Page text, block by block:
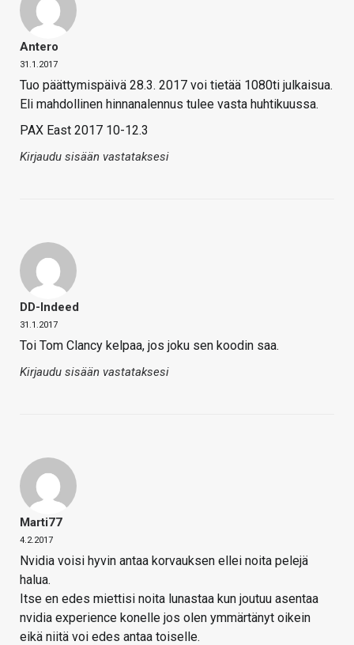
Antero
31.1.2017
Tuo päättymispäivä 28.3. 2017 voi tietää 1080ti julkaisua.
Eli mahdollinen hinnanalennus tulee vasta huhtikuussa.
PAX East 2017 10-12.3
Kirjaudu sisään vastataksesi
DD-Indeed
31.1.2017
Toi Tom Clancy kelpaa, jos joku sen koodin saa.
Kirjaudu sisään vastataksesi
Marti77
4.2.2017
Nvidia voisi hyvin antaa korvauksen ellei noita pelejä
halua.
Itse en edes miettisi noita lunastaa kun joutuu asentaa
nvidia experience konelle jos olen ymmärtänyt oikein
eikä niitä voi edes antaa toiselle.